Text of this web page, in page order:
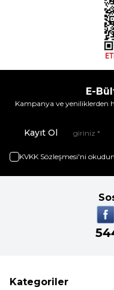
E-
Kampanya ve yeniliklerden
Kayıt Ol
KVKK Sözleşmesi'ni
Kategoriler